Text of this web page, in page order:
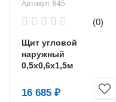
Артикул: 845
(0)
Щит угловой
наружный
0,5х0,6х1,5м
16 685 ₽